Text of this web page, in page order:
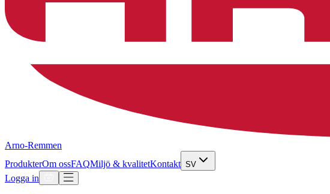
Arno-Remmen
ProdukterOm ossFAQMiljö & kvalitetKontakt SV
Logga in